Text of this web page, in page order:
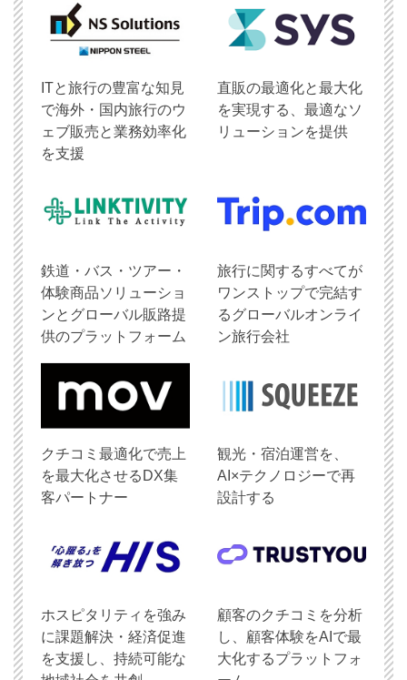
ITと旅行の豊富な知見
で海外・国内旅行のウ
ェブ販売と業務効率化
を支援
直販の最適化と最大化
を実現する、最適なソ
リューションを提供
鉄道・バス・ツアー・
体験商品ソリューショ
ンとグローバル販路提
供のプラットフォーム
旅行に関するすべてが
ワンストップで完結す
るグローバルオンライ
ン旅行会社
クチコミ最適化で売上
を最大化させるDX集
客パートナー
観光・宿泊運営を、
AI×テクノロジーで再
設計する
ホスピタリティを強み
に課題解決・経済促進
を支援し、持続可能な
顧客のクチコミを分析
し、顧客体験をAIで最
大化するプラットフォ